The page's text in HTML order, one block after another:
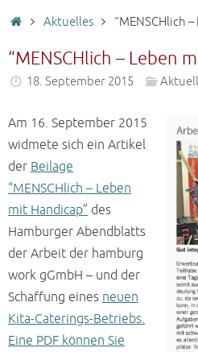
StartAktuelles “MENSCHlich
“MENSCHlich – Leben
18. September 2015
Am 16. September 2015
widmete sich ein Artikel
der Beilage
“MENSCHlich – Leben
mit Handicap” des
Hamburger Abendblatts
der Arbeit der hamburg
work gGmbH – und der
Schaffung eines neuen
Kita-Caterings-Betriebs.
Eine PDF können Sie